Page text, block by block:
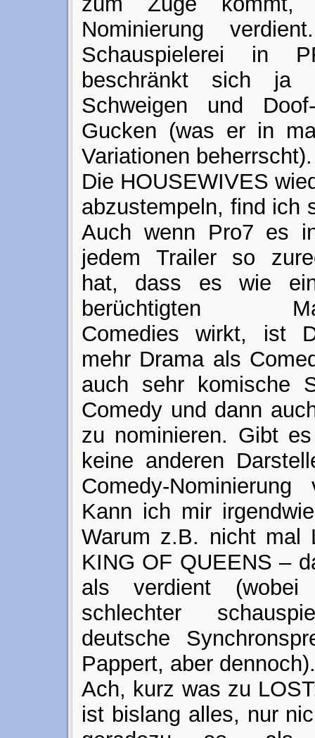
Nominierung
Schauspielerei in
beschränkt sich ja
Schweigen und Doof-
Gucken (was er in
Variationen beherrscht).
Die HOUSEWIVES
abzustempeln, find ich
Auch wenn Pro7 es
jedem Trailer so
hat, dass es wie
berüchtigten
Comedies wirkt, ist
mehr Drama als
auch sehr komische
Comedy und dann
zu nominieren. Gibt
keine anderen
Comedy-
Kann ich mir
Warum z.B. nicht mal
KING OF QUEENS –
als verdient
schlechter
deutsche
Pappert, aber dennoch).
Ach, kurz was zu
ist bislang alles, nur